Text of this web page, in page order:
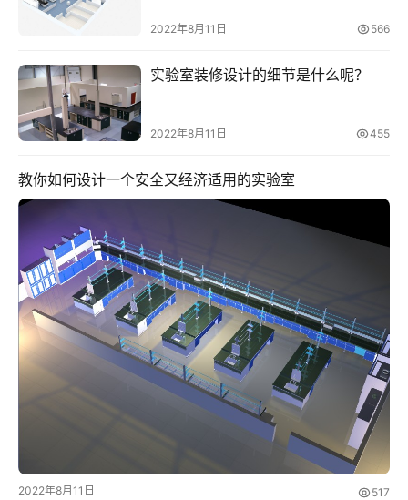
社
区
2022年8月11日 566
实验室装修设计的细节是什么呢？
2022年8月11日 455
教你如何设计一个安全又经济适用的实验室
2022年8月11日 517